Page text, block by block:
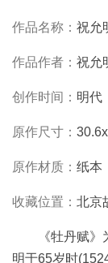
作品名称： 祝允
作品作者： 祝允
创作时间： 明代
原作尺寸：
原作材质： 纸本
收藏位置： 北京
《牡丹赋》为
明于65岁时
素
素
描
家
艺